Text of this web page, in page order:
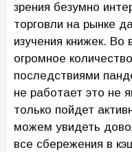
зрения безумно
торговли на рынке
изучения книжек.
огромное
последствиями
не работает это не
только пойдет
можем увидеть
все сбережения в